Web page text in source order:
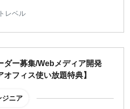
レベル
ダー募集/Webメディア開発
オフィス使い放題特典】
ジニア